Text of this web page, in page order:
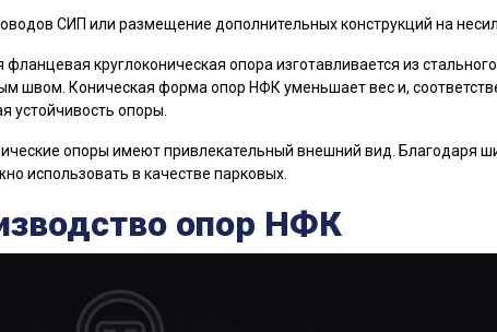
СИП или размещение дополнительных конструкций на
фланцевая круглоконическая опора изготавливается из
швом. Коническая форма опор НФК уменьшает вес и,
устойчивость опоры.
опоры имеют привлекательный внешний вид. Благодаря
использовать в качестве парковых.
опор НФК